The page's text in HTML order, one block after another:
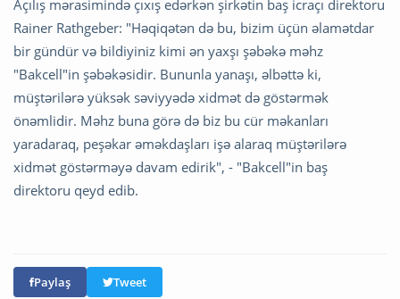
Açılış mərasimində çıxış edərkən şirkətin baş icraçı direktoru
Rainer Rathgeber: "Həqiqətən də bu, bizim üçün əlamətdar
bir gündür və bildiyiniz kimi ən yaxşı şəbəkə məhz
"Bakcell"in şəbəkəsidir. Bununla yanaşı, əlbəttə ki,
müştərilərə yüksək səviyyədə xidmət də göstərmək
önəmlidir. Məhz buna görə də biz bu cür məkanları
yaradaraq, peşəkar əməkdaşları işə alaraq müştərilərə
xidmət göstərməyə davam edirik", - "Bakcell"in baş
direktoru qeyd edib.
Paylaş Tweet